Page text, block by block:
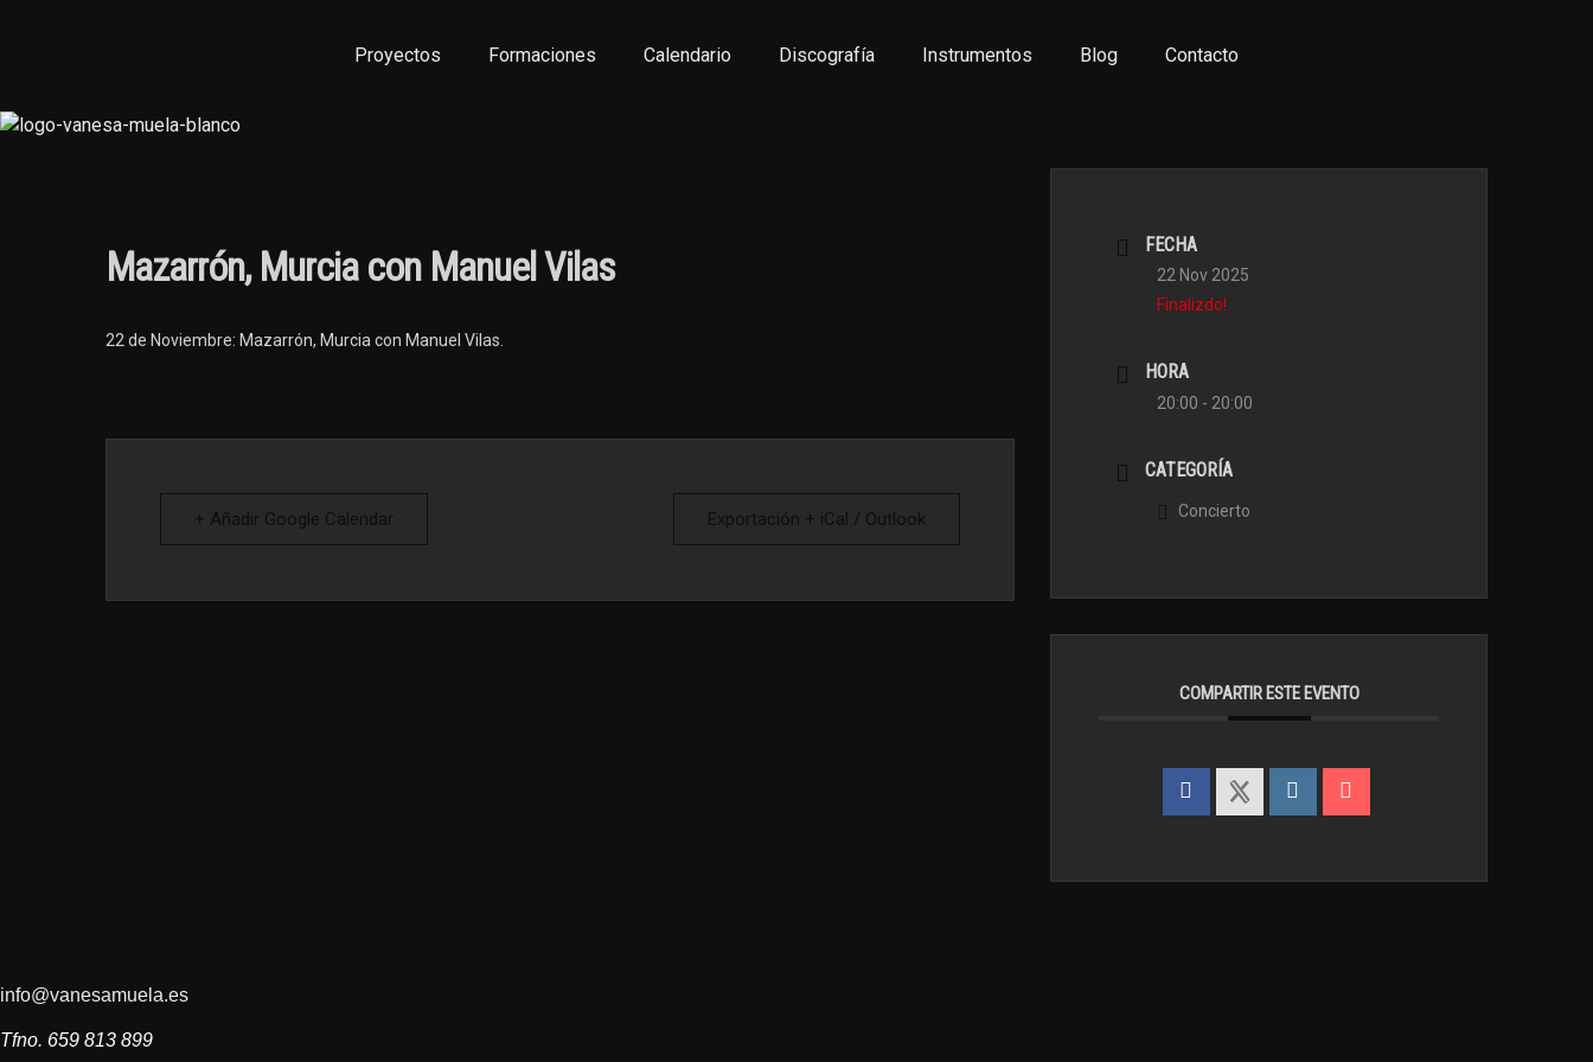
Proyectos Formaciones Calendario Discografía Instrumentos Blog Contacto
Mazarrón, Murcia con Manuel Vilas
22 de Noviembre: Mazarrón, Murcia con Manuel Vilas.
+ Añadir Google Calendar Exportación + iCal / Outlook
FECHA
22 Nov 2025
Finalizdo!
HORA
20:00 - 20:00
CATEGORÍA
Concierto
COMPARTIR ESTE EVENTO
info@vanesamuela.es
Tfno. 659 813 899